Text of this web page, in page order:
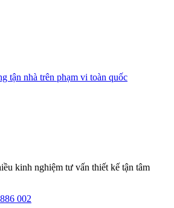
tận nhà trên phạm vi toàn quốc
kinh nghiệm tư vấn thiết kế tận tâm
002